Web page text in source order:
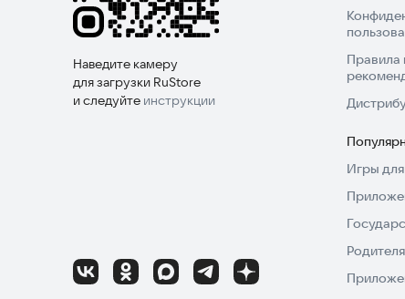
Наведите камеру
для загрузки RuStore
и следуйте инструкции
Правила
Игры